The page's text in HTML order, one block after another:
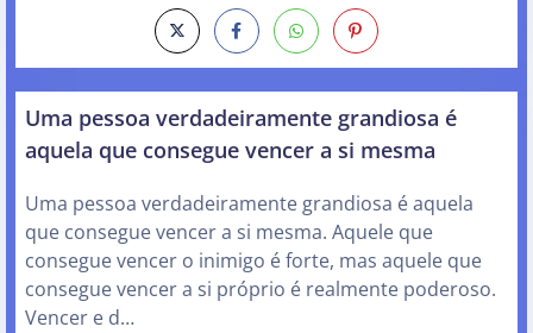
Uma pessoa verdadeiramente grandiosa é
aquela que consegue vencer a si mesma
Uma pessoa verdadeiramente grandiosa é aquela
que consegue vencer a si mesma. Aquele que
consegue vencer o inimigo é forte, mas aquele que
consegue vencer a si próprio é realmente poderoso.
Vencer e d…